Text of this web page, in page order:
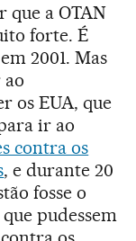
a OTAN
forte. É
2001. Mas
os EUA, que
ir ao
contra os
, e durante 20
fosse o
pudessem